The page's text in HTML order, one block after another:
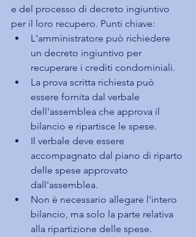
e del processo di decreto ingiuntivo
per il loro recupero. Punti chiave:
L'amministratore può richiedere
un decreto ingiuntivo per
recuperare i crediti condominiali.
La prova scritta richiesta può
essere fornita dal verbale
dell'assemblea che approva il
bilancio e ripartisce le spese.
Il verbale deve essere
accompagnato dal piano di riparto
delle spese approvato
dall'assemblea.
Non è necessario allegare l'intero
bilancio, ma solo la parte relativa
alla ripartizione delle spese.